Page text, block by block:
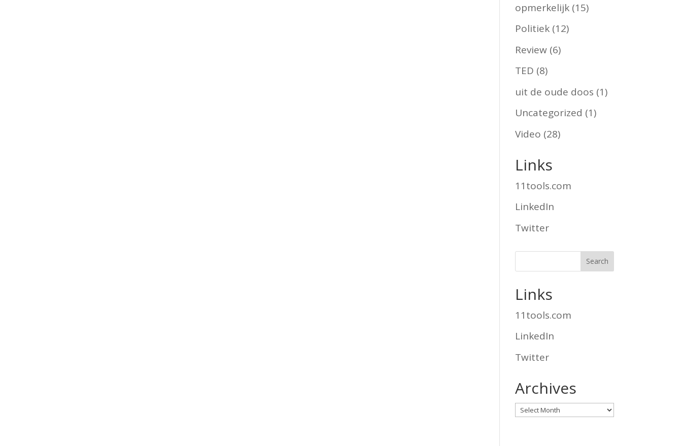
opmerkelijk (15)
Politiek (12)
Review (6)
TED (8)
uit de oude doos (1)
Uncategorized (1)
Video (28)
Links
11tools.com
LinkedIn
Twitter
Links
11tools.com
LinkedIn
Twitter
Archives
Archives